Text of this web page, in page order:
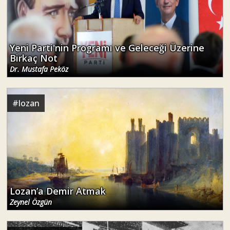
Yeni Parti'nin Programı ve Geleceği Üzerine
Birkaç Not
Dr. Mustafa Peköz
#lozan
Lozan’a Demir Atmak
Zeynel Özgün
#türkiye siyaseti